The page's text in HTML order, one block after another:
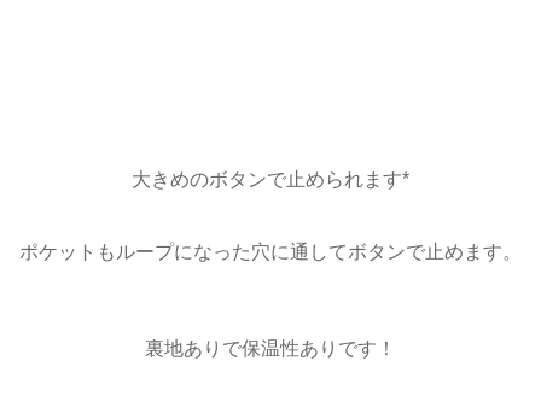
大きめのボタンで止められます*
ポケットもループになった穴に通してボタンで止めます。
裏地ありで保温性ありです！